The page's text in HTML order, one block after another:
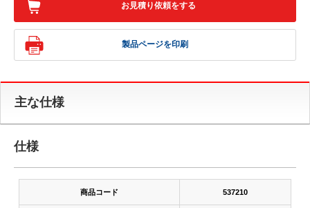
お見積り依頼をする
製品ページを印刷
主な仕様
仕様
商品コード 537210